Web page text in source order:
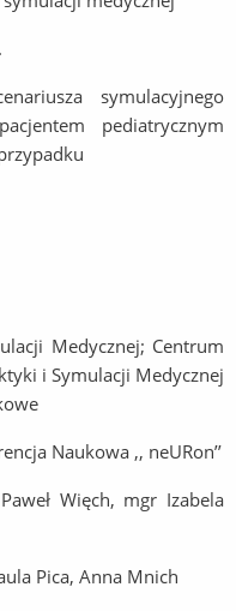
symulacyjnego
pediatrycznym
Medycznej; Centrum
i Symulacji Medycznej
Naukowa ,, neURon’’
Więch, mgr Izabela
Pica, Anna Mnich